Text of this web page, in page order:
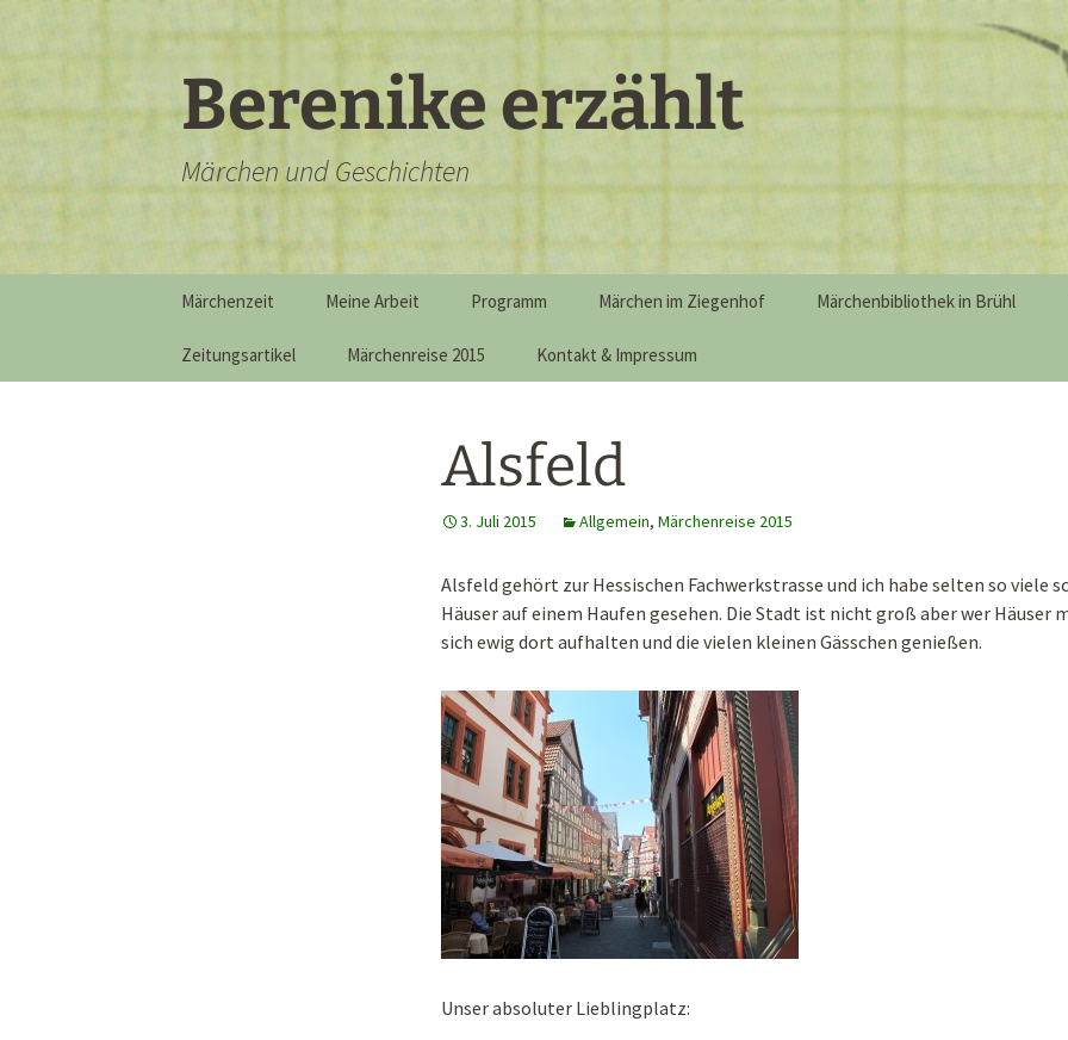
Berenike erzählt
Märchen und Geschichten
Märchenzeit Meine Arbeit Programm Märchen im Ziegenhof Märchenbibliothek in Brühl
Zeitungsartikel Märchenreise 2015 Kontakt & Impressum
Alsfeld
3. Juli 2015 Allgemein, Märchenreise 2015
Alsfeld gehört zur Hessischen Fachwerkstrasse und ich habe selten so viele
Häuser auf einem Haufen gesehen. Die Stadt ist nicht groß aber wer Häuser
sich ewig dort aufhalten und die vielen kleinen Gässchen genießen.
Unser absoluter Lieblingplatz: